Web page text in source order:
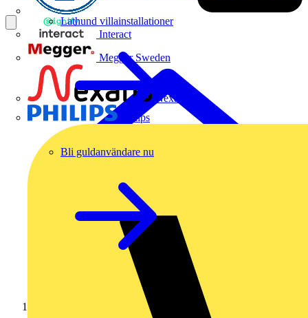
Interact
Megger Sweden
Nexans
Philips
Lathund villainstallationer
Bli guldanvändare nu